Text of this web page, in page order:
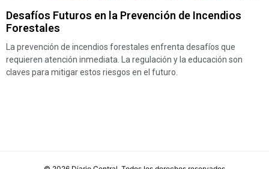
Desafíos Futuros en la Prevención de Incendios
Forestales
La prevención de incendios forestales enfrenta desafíos que
requieren atención inmediata. La regulación y la educación son
claves para mitigar estos riesgos en el futuro.